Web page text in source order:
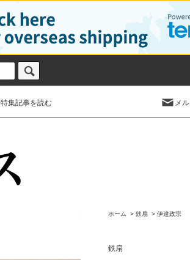
特集記事を読む メ
ホーム > 鉄扇 > 伊達政宗
鉄扇